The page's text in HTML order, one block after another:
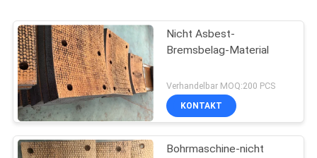
Nicht Asbest-
Bremsbelag-Material
Verhandelbar MOQ:200 PCS
KONTAKT
Bohrmaschine-nicht